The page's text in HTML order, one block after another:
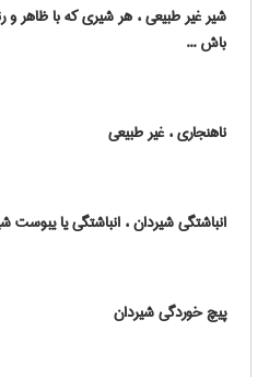
شیر غیر طبیعی ، هر شیری که با ظاهر و
باش ...
ناهنجاری ، غیر طبیعی
انباشتگی شیردان ، انباشتگی یا یبوست
پیچ خوردگی شیردان